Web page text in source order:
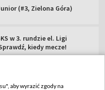
(#3, Zielona Góra)
w 3. rundzie el. Ligi
kiedy mecze!
aby wyrazić zgody na